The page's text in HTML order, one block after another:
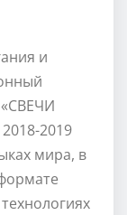
и
«СВЕЧИ
2019
мира, в